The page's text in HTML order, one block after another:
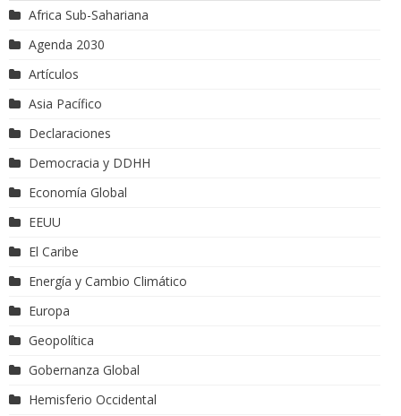
Africa Sub-Sahariana
Agenda 2030
Artículos
Asia Pacífico
Declaraciones
Democracia y DDHH
Economía Global
EEUU
El Caribe
Energía y Cambio Climático
Europa
Geopolítica
Gobernanza Global
Hemisferio Occidental